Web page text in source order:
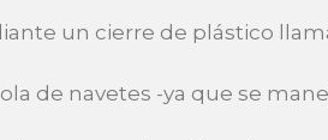
un cierre de plástico
de navetes -ya que se